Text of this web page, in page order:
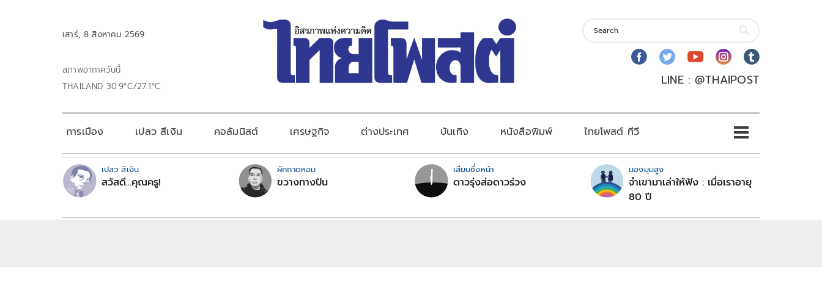
เสาร์, 8 สิงหาคม 2569
สภาพอากาศวันนี้
THAILAND 30.9°C/27.1°C
LINE : @THAIPOST
การเมือง เปลว สีเงิน คอลัมนิสต์ เศรษฐกิจ ต่างประเทศ บันเทิง หนังสือพิมพ์ ไทยโพสต์ ทีวี
เปลว สีเงิน
สวัสดี...คุณครู!
ผักกาดหอม
ขวางทางปืน
เสียบซึ่งหน้า
ดาวรุ่งส่อดาวร่วง
มองมุมสูง
จำเขามาเล่าให้ฟัง : เมื่อเราอายุ
80 ปี